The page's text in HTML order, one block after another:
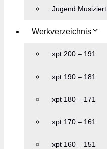
Jugend Musiziert
Werkverzeichnis
xpt 200 – 191
xpt 190 – 181
xpt 180 – 171
xpt 170 – 161
xpt 160 – 151